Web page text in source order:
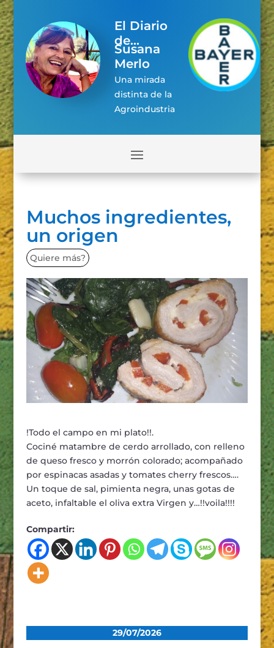
El Diario
de...
Susana
Merlo
Una mirada
distinta de la
Agroindustria
Muchos ingredientes,
un origen
Quiere más?
!Todo el campo en mi plato!!.
Cociné matambre de cerdo arrollado, con relleno
de queso fresco y morrón colorado; acompañado
por espinacas asadas y tomates cherry frescos….
Un toque de sal, pimienta negra, unas gotas de
aceto, infaltable el oliva extra Virgen y…!!voila!!!!
Compartir:
29/07/2026